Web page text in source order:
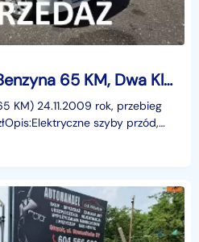
Nissan Micra III 1.2 Benzyna 65 KM, Dwa Klucze, Isofix, El. Szyby Przód
KM) 24.11.2009 rok, przebieg
szyby przód,
zamek z pilo